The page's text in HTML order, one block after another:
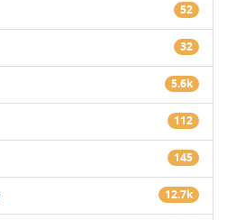
52
32
5.6k
112
145
12.7k